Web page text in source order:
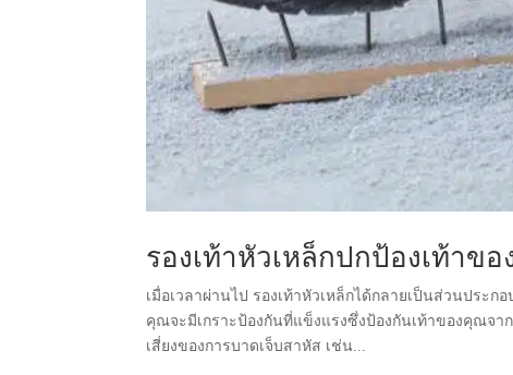
รองเท้าหัวเหล็กปกป้องเท้าข
เมื่อเวลาผ่านไป รองเท้าหัวเหล็กได้กลายเป็นส่วนปร
คุณจะมีเกราะป้องกันที่แข็งแรงซึ่งป้องกันเท้าของคุณจ
เสี่ยงของการบาดเจ็บสาหัส เช่น...